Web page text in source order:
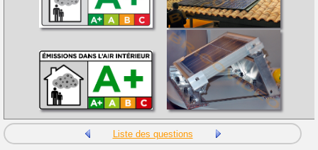
Liste des questions